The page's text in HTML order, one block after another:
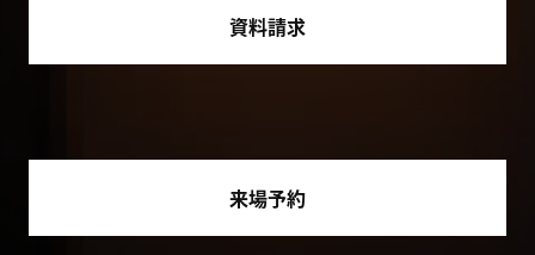
資料請求
来場予約